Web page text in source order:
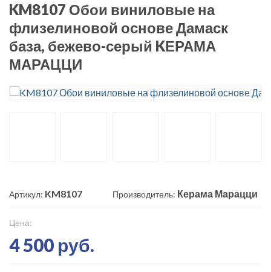
KM8107 Обои виниловые на
флизелиновой основе Дамаск
база, бежево-серый KЕРАМА
МАРАЦЦИ
Артикул: KM8107 Производитель: Керама Марацци
Цена:
4 500 руб.